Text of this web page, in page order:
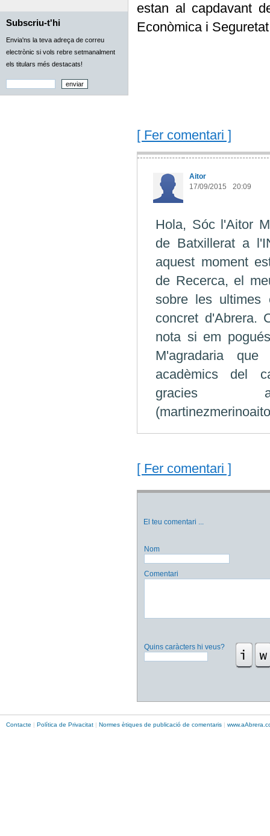
Subscriu-t'hi
Envia'ns la teva adreça de correu
electrònic si vols rebre setmanalment
els titulars més destacats!
estan al capdavant
Econòmica i
[ Fer comentari ]
Aitor
17/09/2015
20:09
Hola, Sóc l'Aitor
de Batxillerat a
aquest moment
de Recerca, el
sobre les ultimes
concret d'Abrera.
nota si em
M'agradaria
acadèmics del
gracies
[ Fer comentari ]
El teu comentari ...
Nom
Comentari
Quins caràcters hi veus?
Contacte | Política de Privacitat | Normes ètiques de publicació de comentaris | www.aAbrera